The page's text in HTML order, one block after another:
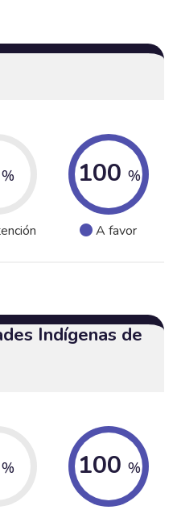
% 100 %
A favor
Indígenas de
% 100 %